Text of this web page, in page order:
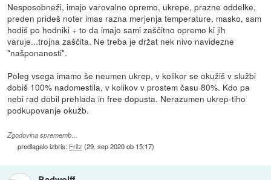
Nesposobneži, imajo varovalno opremo, ukrepe, prazne oddelke,
preden prideš noter imas razna merjenja temperature, masko, sam
hodiš po hodniki + to da imajo sami zaščitno opremo ki jih
varuje...trojna zaščita. Ne treba je držat nek nivo navidezne
"našponanosti".
Poleg vsega imamo še neumen ukrep, v kolikor se okužiš v službi
dobiš 100% nadomestila, v kolikov v prostem času 80%. Kdo pa
nebi rad dobil prehlada in free dopusta. Nerazumen ukrep-tiho
podkupovanje okužb.
Zgodovina sprememb…
predlagalo izbris: Fritz (29. sep 2020 ob 15:17)